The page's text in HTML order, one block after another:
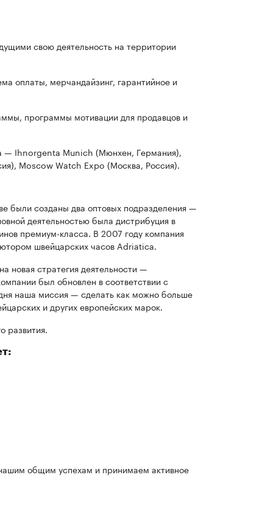
свою деятельность на территории
оплаты, мерчандайзинг, гарантийное и
программы мотивации для продавцов и
— Ihnorgenta Munich (Мюнхен, Германия),
Moscow Watch Expo (Москва, Россия).
были созданы два оптовых подразделения —
деятельностью была дистрибуция в
премиум-класса. В 2007 году компания
швейцарских часов Adriatica.
новая стратегия деятельности —
был обновлен в соответствии с
наша миссия — сделать как можно больше
и других европейских марок.
развития.
общим успехам и принимаем активное